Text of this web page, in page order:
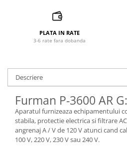
Microfoane stereo
Stative de microfon
Accesorii de microfoane
Accesorii de rack
Accesorii echipamente de studio
Clape MIDI
PLATA IN RATE
3-6 rate fara dobanda
Descriere
Furman P-3600 AR G:
Aparatul furnizeaza echipamentului
stabila, protectie electrica si filtrare
angrenaj A / V de 120 V atunci cand
100 V, 220 V, 230 V sau 240 V.